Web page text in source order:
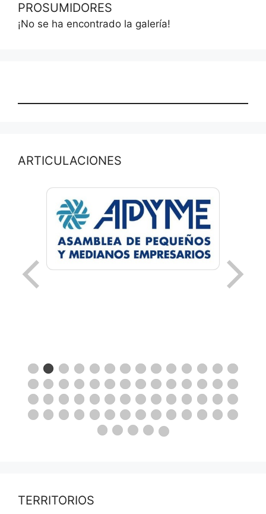
PROSUMIDORES
¡No se ha encontrado la galería!
ARTICULACIONES
TERRITORIOS